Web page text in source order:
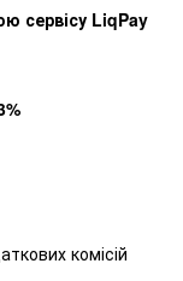
сервісу LiqPay
комісій